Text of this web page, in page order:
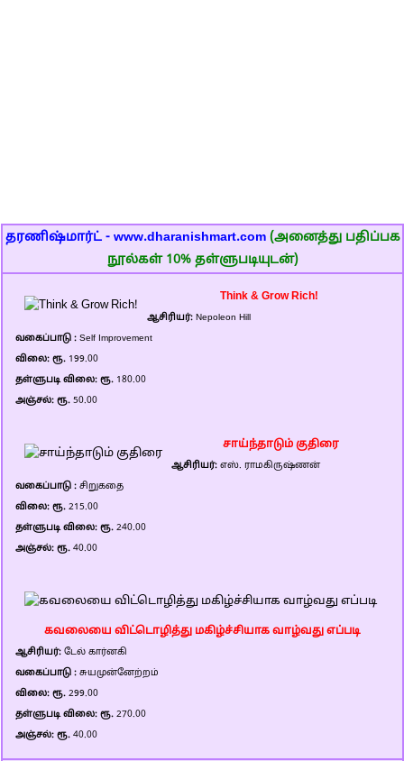
தரணிஷ்மார்ட் - www.dharanishmart.com (அனைத்து பதிப்பக
நூல்கள் 10% தள்ளுபடியுடன்)
Think & Grow Rich!
ஆசிரியர்: Nepoleon Hill
வகைப்பாடு : Self Improvement
விலை: ரூ. 199.00
தள்ளுபடி விலை: ரூ. 180.00
அஞ்சல்: ரூ. 50.00
சாய்ந்தாடும் குதிரை
ஆசிரியர்: எஸ். ராமகிருஷ்ணன்
வகைப்பாடு : சிறுகதை
விலை: ரூ. 215.00
தள்ளுபடி விலை: ரூ. 240.00
அஞ்சல்: ரூ. 40.00
கவலையை விட்டொழித்து மகிழ்ச்சியாக வாழ்வது எப்படி
ஆசிரியர்: டேல் கார்னகி
வகைப்பாடு : சுயமுன்னேற்றம்
விலை: ரூ. 299.00
தள்ளுபடி விலை: ரூ. 270.00
அஞ்சல்: ரூ. 40.00